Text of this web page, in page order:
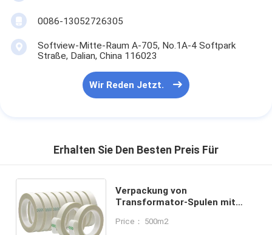
0086-13052726305
Softview-Mitte-Raum A-705, No.1A-4 Softpark
Straße, Dalian, China 116023
Wir Reden Jetzt.
Erhalten Sie Den Besten Preis Für
Verpackung von
Transformator-Spulen mit
und druckempfindlichem
Price： 500m2